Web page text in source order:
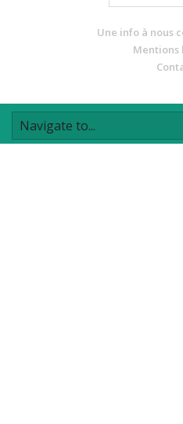
Une info à nous
Mentions